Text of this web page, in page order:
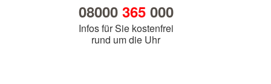
08000 365000
Infos für Sie kostenfrei
rund um die Uhr